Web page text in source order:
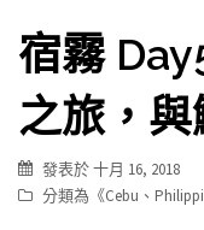
宿霧
之旅，與
發表於十月 16, 2018
分類為《Cebu 、